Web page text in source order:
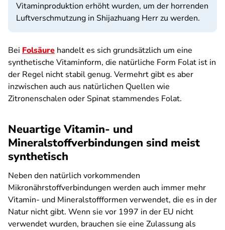
Vitaminproduktion erhöht wurden, um der horrenden
Luftverschmutzung in Shijazhuang Herr zu werden.
Bei Folsäure handelt es sich grundsätzlich um eine
synthetische Vitaminform, die natürliche Form Folat ist in
der Regel nicht stabil genug. Vermehrt gibt es aber
inzwischen auch aus natürlichen Quellen wie
Zitronenschalen oder Spinat stammendes Folat.
Neuartige Vitamin- und
Mineralstoffverbindungen sind meist
synthetisch
Neben den natürlich vorkommenden
Mikronährstoffverbindungen werden auch immer mehr
Vitamin- und Mineralstoffformen verwendet, die es in der
Natur nicht gibt. Wenn sie vor 1997 in der EU nicht
verwendet wurden, brauchen sie eine Zulassung als